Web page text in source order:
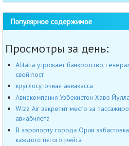
Популярное содержимое
Просмотры за день:
Alitalia угрожает банкротство,
свой пост
круглосуточная авиакасса
Авиакомпания Узбекистон Хаво
Wizz Air закрепит место за
авиабилета
В аэропорту города Орли
каждого пятого рейса